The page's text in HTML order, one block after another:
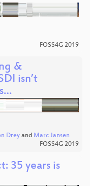
FOSS4G 2019
&
isn’t
Drey and Marc Jansen
FOSS4G 2019
35 years is